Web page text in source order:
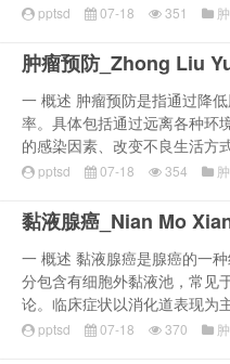
pptsd 07-18 351
肿瘤预防_Zhong Liu
一 概述 肿瘤预防是指通过降
率。具体包括通过远离各种环
的感染因素、改变不良生活方
pptsd 07-18 354
黏液腺癌_Nian Mo
一 概述 黏液腺癌是腺癌的一
分包含有细胞外黏液池，常见
论。临床症状以消化道表现为
pptsd 07-18 370